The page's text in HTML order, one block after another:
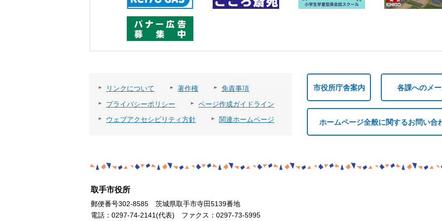
リンクについて 著作権
免責事項
プライバシーポリシー
ページ作成ガイドライン
ウェブアクセシビリティ方針
関連ホームページ
市役所庁舎案内 各課へのメ
ホームページ全般に関するお問い合
取手市役所
郵便番号302-8585 茨城県取手市寺田5139番地
電話：0297-74-2141(代表) ファクス：0297-73-5995